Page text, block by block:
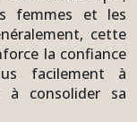
femmes et les
cette
la confiance
facilement à
à consolider sa